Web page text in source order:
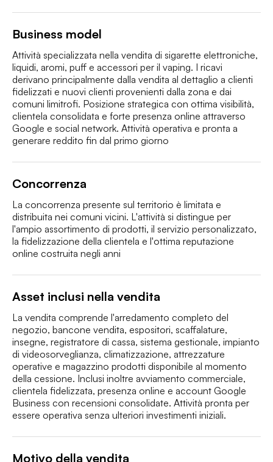
Business model
Attività specializzata nella vendita di sigarette elettroniche,
liquidi, aromi, puff e accessori per il vaping. I ricavi
derivano principalmente dalla vendita al dettaglio a clienti
fidelizzati e nuovi clienti provenienti dalla zona e dai
comuni limitrofi. Posizione strategica con ottima visibilità,
clientela consolidata e forte presenza online attraverso
Google e social network. Attività operativa e pronta a
generare reddito fin dal primo giorno
Concorrenza
La concorrenza presente sul territorio è limitata e
distribuita nei comuni vicini. L'attività si distingue per
l'ampio assortimento di prodotti, il servizio personalizzato,
la fidelizzazione della clientela e l'ottima reputazione
online costruita negli anni
Asset inclusi nella vendita
La vendita comprende l'arredamento completo del
negozio, bancone vendita, espositori, scaffalature,
insegne, registratore di cassa, sistema gestionale, impianto
di videosorveglianza, climatizzazione, attrezzature
operative e magazzino prodotti disponibile al momento
della cessione. Inclusi inoltre avviamento commerciale,
clientela fidelizzata, presenza online e account Google
Business con recensioni consolidate. Attività pronta per
essere operativa senza ulteriori investimenti iniziali.
Motivo della vendita